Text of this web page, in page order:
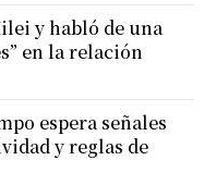
y habló de una
en la relación
espera señales
y reglas de